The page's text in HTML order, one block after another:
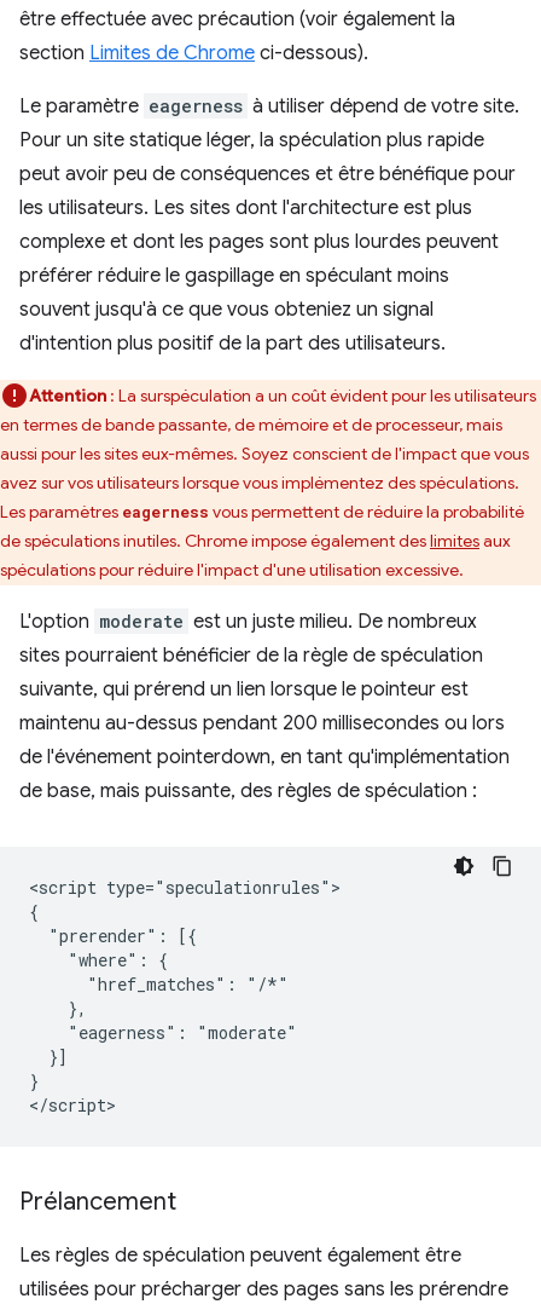
être effectuée avec précaution (voir également la
section Limites de Chrome ci-dessous).
Le paramètre eagerness à utiliser dépend de votre site.
Pour un site statique léger, la spéculation plus rapide
peut avoir peu de conséquences et être bénéfique pour
les utilisateurs. Les sites dont l'architecture est plus
complexe et dont les pages sont plus lourdes peuvent
préférer réduire le gaspillage en spéculant moins
souvent jusqu'à ce que vous obteniez un signal
d'intention plus positif de la part des utilisateurs.
Attention : La surspéculation a un coût évident pour les utilisateurs
en termes de bande passante, de mémoire et de processeur, mais
aussi pour les sites eux-mêmes. Soyez conscient de l'impact que vous
avez sur vos utilisateurs lorsque vous implémentez des spéculations.
Les paramètres eagerness vous permettent de réduire la probabilité
de spéculations inutiles. Chrome impose également deslimitesaux
spéculations pour réduire l'impact d'une utilisation excessive.
L'option moderate est un juste milieu. De nombreux
sites pourraient bénéficier de la règle de spéculation
suivante, qui prérend un lien lorsque le pointeur est
maintenu au-dessus pendant 200 millisecondes ou lors
de l'événement pointerdown, en tant qu'implémentation
de base, mais puissante, des règles de spéculation :
<script type="speculationrules">
{
  "prerender": [{
    "where": {
      "href_matches": "/*"
    },
    "eagerness": "moderate"
  }]
}
Prélancement
Les règles de spéculation peuvent également être
utilisées pour précharger des pages sans les prérendre